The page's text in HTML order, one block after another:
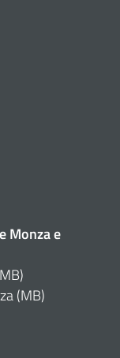
Monza e
(MB)